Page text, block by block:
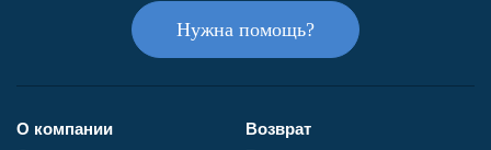
Нужна помощь?
О компании
Возврат